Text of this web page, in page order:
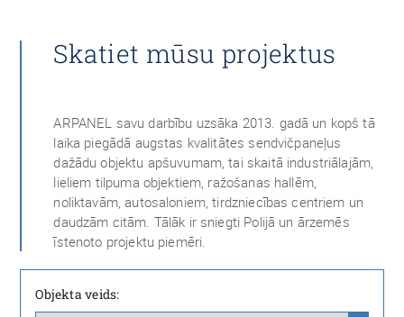
Skatiet mūsu projektus
ARPANEL savu darbību uzsāka 2013. gadā un kopš tā
laika piegādā augstas kvalitātes sendvičpaneļus
dažādu objektu apšuvumam, tai skaitā industriālajām,
lieliem tilpuma objektiem, ražošanas hallēm,
noliktavām, autosaloniem, tirdzniecības centriem un
daudzām citām. Tālāk ir sniegti Polijā un ārzemēs
īstenoto projektu piemēri.
Objekta veids: